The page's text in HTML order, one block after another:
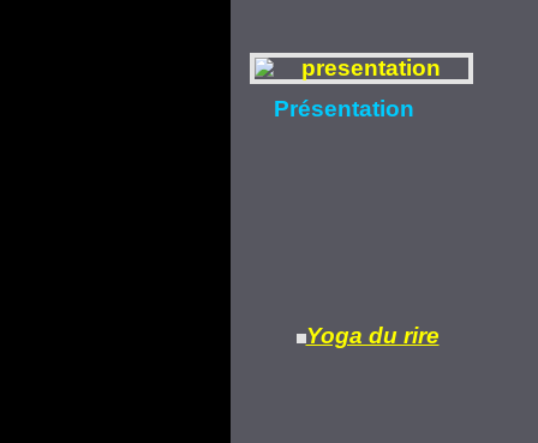
Présentation
Yoga du rire